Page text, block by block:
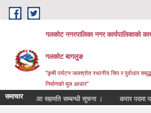
Skip to main content
गलकोट नगरपालिका नगर कार्यपालिकाको
गलकोट बागलुङ
"कृषी पर्यटन जलश्रोत स्थानीय सिप र पुर्वाधार
निर्माणको मुल आधार"
समाचारसरूवा सहमति सम्बन्धी सूचना । करार पदमा